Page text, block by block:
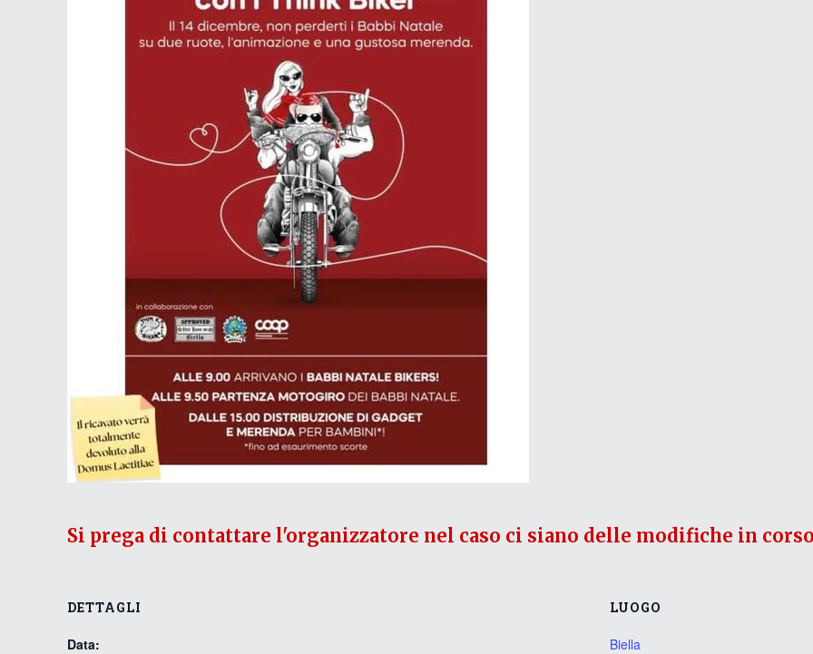
DETTAGLI
Data:
LUOGO
Biella
Si prega di contattare l'organizzatore nel caso ci siano delle modifiche in